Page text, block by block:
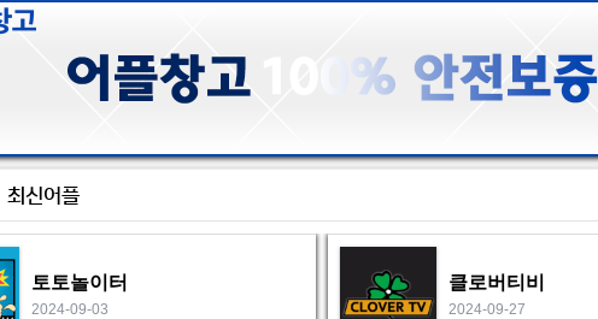
최신어플
토토놀이터
2024-09-03
클로버티비
2024-09-27